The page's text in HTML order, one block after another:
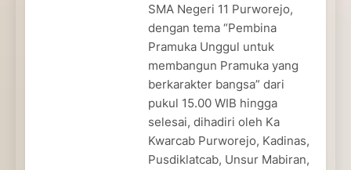
SMA Negeri 11 Purworejo,
dengan tema “Pembina
Pramuka Unggul untuk
membangun Pramuka yang
berkarakter bangsa” dari
pukul 15.00 WIB hingga
selesai, dihadiri oleh Ka
Kwarcab Purworejo, Kadinas,
Pusdiklatcab, Unsur Mabiran,